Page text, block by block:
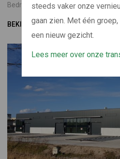
Bedrijfsverzamelgebouw
BEKIJK PROJECT
steeds vaker onze
gaan zien. Met één
een nieuw gezicht.
Lees meer over onze